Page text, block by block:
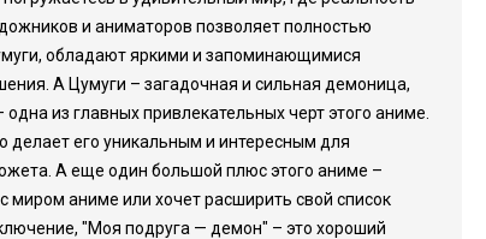
и аниматоров позволяет полностью
обладают яркими и запоминающимися
А Цумуги – загадочная и сильная демоница,
из главных привлекательных черт этого аниме.
его уникальным и интересным для
А еще один большой плюс этого аниме –
миром аниме или хочет расширить свой список
"Моя подруга — демон" – это хороший